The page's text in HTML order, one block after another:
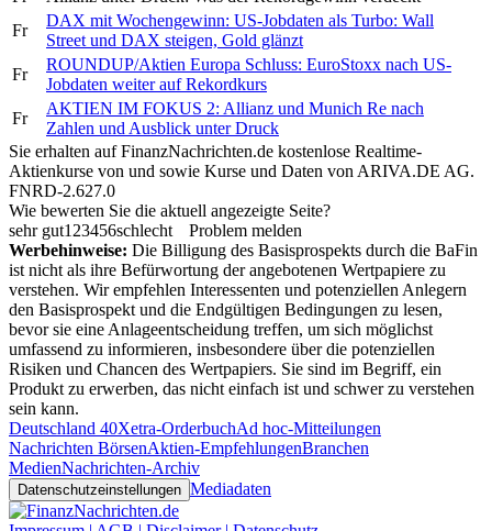
Fr
DAX mit Wochengewinn: US-Jobdaten als Turbo: Wall
Street und DAX steigen, Gold glänzt
Fr
ROUNDUP/Aktien Europa Schluss: EuroStoxx nach US-
Jobdaten weiter auf Rekordkurs
Fr
AKTIEN IM FOKUS 2: Allianz und Munich Re nach
Zahlen und Ausblick unter Druck
Sie erhalten auf FinanzNachrichten.de kostenlose Realtime-
Aktienkurse von und sowie Kurse und Daten von ARIVA.DE AG.
FNRD-2.627.0
Wie bewerten Sie die aktuell angezeigte Seite?
sehr gut1 23456schlecht
Problem melden
Werbehinweise: Die Billigung des Basisprospekts durch die BaFin
ist nicht als ihre Befürwortung der angebotenen Wertpapiere zu
verstehen. Wir empfehlen Interessenten und potenziellen Anlegern
den Basisprospekt und die Endgültigen Bedingungen zu lesen,
bevor sie eine Anlageentscheidung treffen, um sich möglichst
umfassend zu informieren, insbesondere über die potenziellen
Risiken und Chancen des Wertpapiers. Sie sind im Begriff, ein
Produkt zu erwerben, das nicht einfach ist und schwer zu verstehen
sein kann.
Deutschland 40Xetra-OrderbuchAd hoc-Mitteilungen
Nachrichten BörsenAktien-EmpfehlungenBranchen
MedienNachrichten-Archiv
Datenschutzeinstellungen Mediadaten